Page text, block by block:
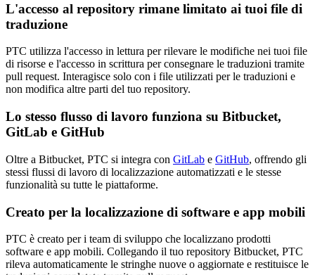
L'accesso al repository rimane limitato ai tuoi file di
traduzione
PTC utilizza l'accesso in lettura per rilevare le modifiche nei tuoi file
di risorse e l'accesso in scrittura per consegnare le traduzioni tramite
pull request. Interagisce solo con i file utilizzati per le traduzioni e
non modifica altre parti del tuo repository.
Lo stesso flusso di lavoro funziona su Bitbucket,
GitLab e GitHub
Oltre a Bitbucket, PTC si integra con GitLab e GitHub, offrendo gli
stessi flussi di lavoro di localizzazione automatizzati e le stesse
funzionalità su tutte le piattaforme.
Creato per la localizzazione di software e app mobili
PTC è creato per i team di sviluppo che localizzano prodotti
software e app mobili. Collegando il tuo repository Bitbucket, PTC
rileva automaticamente le stringhe nuove o aggiornate e restituisce le